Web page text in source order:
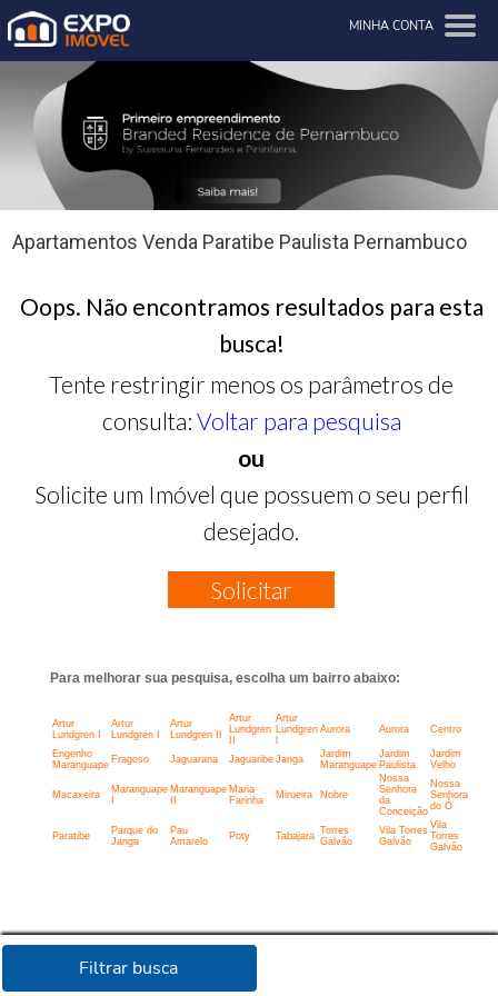
MINHA CONTA
Filtrar busca
Apartamentos Venda Paratibe Paulista Pernambuco
Oops. Não encontramos resultados para esta
busca!
Tente restringir menos os parâmetros de
consulta: Voltar para pesquisa
ou
Solicite um Imóvel que possuem o seu perfil
desejado.
Solicitar
Para melhorar sua pesquisa, escolha um bairro abaixo:
Artur
Lundgren I
Artur
Lundgren I
Artur
Lundgren II
Artur
Lundgren
Artur
Lundgren Aurora Aurora Centro
Engenho
Maranguape Fragoso Jaguarana Jaguaribe Janga
Jardim
Maranguape
Jardim
Paulista
Jardim
Velho
Macaxeira
Maranguape Maranguape Maria
Farinha
Mirueira Nobre
Nossa
Senhora
da
Conceição
Nossa
Senhora
do Ó
Paratibe
Parque do
Janga
Pau
Amarelo
Poty Tabajara Torres
Galvão
Vila Torres
Galvão
Vila
Torres
Galvão